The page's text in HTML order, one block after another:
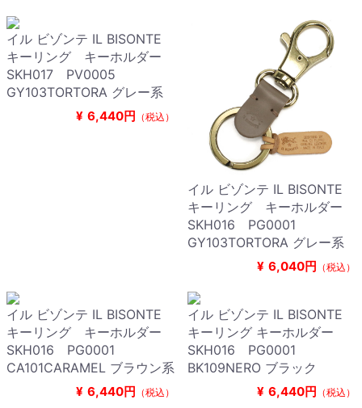
イル ビゾンテ IL BISONTE
キーリング キーホルダー
SKH017 PV0005
GY103TORTORA グレー系
¥ 6,440円 （税込）
イル ビゾンテ IL BISONTE
キーリング キーホルダー
SKH016 PG0001
GY103TORTORA グレー系
¥ 6,040円 （税込）
イル ビゾンテ IL BISONTE
キーリング キーホルダー
SKH016 PG0001
CA101CARAMEL ブラウン系
¥ 6,440円 （税込）
イル ビゾンテ IL BISONTE
キーリング キーホルダー
SKH016 PG0001
BK109NERO ブラック
¥ 6,440円 （税込）